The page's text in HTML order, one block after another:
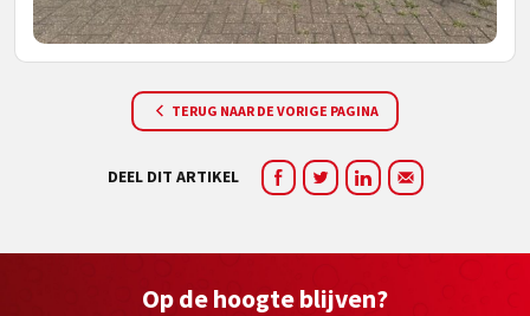
TERUG NAAR DE VORIGE PAGINA
DEEL DIT ARTIKEL
Op de hoogte blijven?